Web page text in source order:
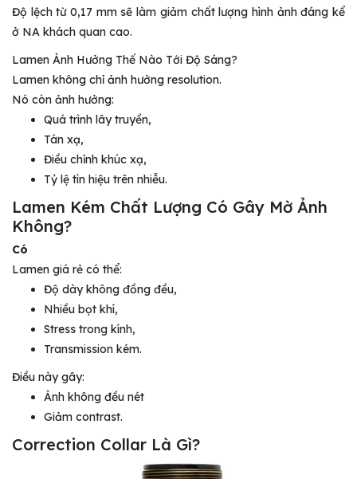
Độ lệch từ 0,17 mm sẽ làm giảm chất lượng hình ảnh đáng kể
ở NA khách quan cao.
Lamen Ảnh Hưởng Thế Nào Tới Độ Sáng?
Lamen không chỉ ảnh hưởng resolution.
Nó còn ảnh hưởng:
Quá trình lây truyền,
Tán xạ,
Điều chỉnh khúc xạ,
Tỷ lệ tín hiệu trên nhiễu.
Lamen Kém Chất Lượng Có Gây Mờ Ảnh
Không?
Có
Lamen giá rẻ có thể:
Độ dày không đồng đều,
Nhiều bọt khí,
Stress trong kính,
Transmission kém.
Điều này gây:
Ảnh không đều nét
Giảm contrast.
Correction Collar Là Gì?